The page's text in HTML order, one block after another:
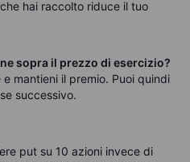
hai raccolto riduce il tuo
sopra il prezzo di esercizio?
mantieni il premio. Puoi quindi
successivo.
put su 10 azioni invece di